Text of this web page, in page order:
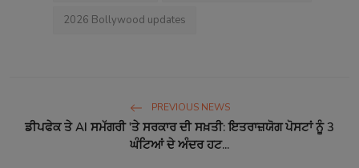
2026 Bollywood updates
PREVIOUS NEWS
ਡੀਪਫੇਕ ਤੇ AI ਸਮੱਗਰੀ 'ਤੇ ਸਰਕਾਰ ਦੀ ਸਖ਼ਤੀ: ਇਤਰਾਜ਼ਯੋਗ ਪੋਸਟਾਂ ਨੂੰ 3
ਘੰਟਿਆਂ ਦੇ ਅੰਦਰ ਹਟ...